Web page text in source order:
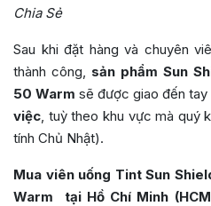
Chia Sẻ
Sau khi đặt hàng và chuyên
thành công, sản phẩm Sun
50 Warm sẽ được giao đến tay
việc, tuỳ theo khu vực mà quý
tính Chủ Nhật).
Mua viên uống Tint Sun
Warm tại Hồ Chí Minh